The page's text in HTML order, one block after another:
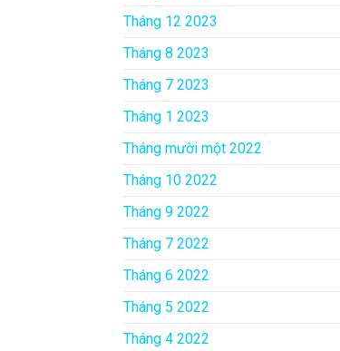
Tháng 12 2023
Tháng 8 2023
Tháng 7 2023
Tháng 1 2023
Tháng mười một 2022
Tháng 10 2022
Tháng 9 2022
Tháng 7 2022
Tháng 6 2022
Tháng 5 2022
Tháng 4 2022